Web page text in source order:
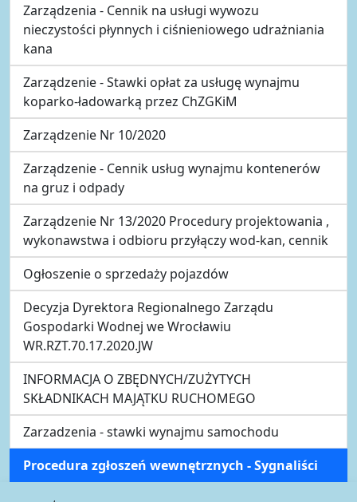
Zarządzenia - Cennik na usługi wywozu
nieczystości płynnych i ciśnieniowego udrażniania
kana
Zarządzenie - Stawki opłat za usługę wynajmu
koparko-ładowarką przez ChZGKiM
Zarządzenie Nr 10/2020
Zarządzenie - Cennik usług wynajmu kontenerów
na gruz i odpady
Zarządzenie Nr 13/2020 Procedury projektowania ,
wykonawstwa i odbioru przyłączy wod-kan, cennik
Ogłoszenie o sprzedaży pojazdów
Decyzja Dyrektora Regionalnego Zarządu
Gospodarki Wodnej we Wrocławiu
WR.RZT.70.17.2020.JW
INFORMACJA O ZBĘDNYCH/ZUŻYTYCH
SKŁADNIKACH MAJĄTKU RUCHOMEGO
Zarzadzenia - stawki wynajmu samochodu
Procedura zgłoszeń wewnętrznych - Sygnaliści